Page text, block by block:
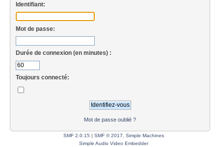
Identifiant:
Mot de passe:
Durée de connexion (en minutes) :
Toujours connecté:
Mot de passe oublié ?
SMF 2.0.15 | SMF © 2017
Simple Machines
Simple Audio Video Embedder